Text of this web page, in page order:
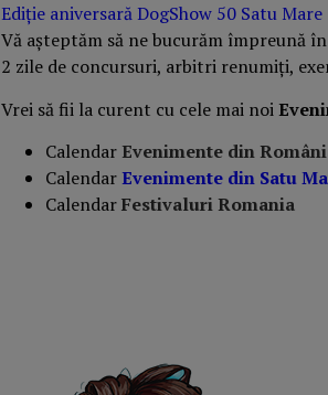
Ediție aniversară DogShow 50 Satu Mare
Vă așteptăm să ne bucurăm împreună
2 zile de concursuri, arbitri renumiți,
Vrei să fii la curent cu cele mai noi
Calendar Evenimente din
CalendarEvenimente din Satu
CalendarFestivaluri Romania